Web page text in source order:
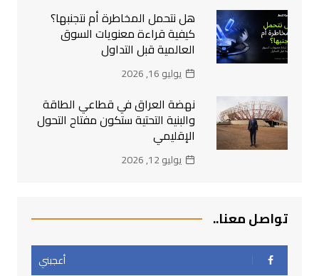
هل نتحمل المخاطرة أم نتجنبها؟
كيفية قراءة معنويات السوق
العالمية قبل التداول
يوليو 16, 2026
نهضة العراق في قطاعي الطاقة
والبنية التحتية ستكون مفتاح التحول
الإقليمي
يوليو 12, 2026
تواصل معنا..
أعجبني